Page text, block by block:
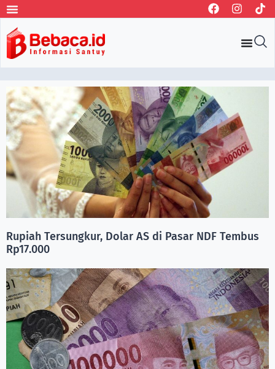
Rupiah Tersungkur, Dolar AS di Pasar NDF Tembus
Rp17.000